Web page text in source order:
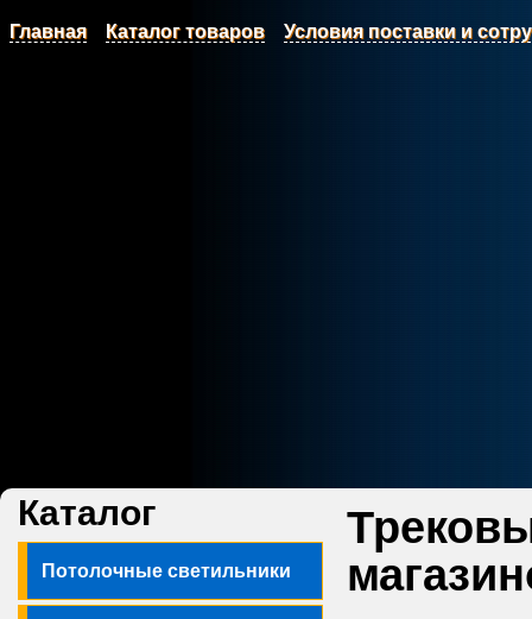
Главная Каталог товаров Условия поставки и
Каталог
Потолочные светильники